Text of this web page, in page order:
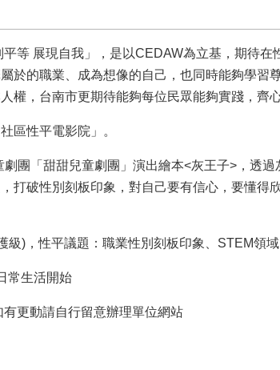
等 展現自我」，是以CEDAW為立基，期待在
於的職業、成為想像的自己，也同時能夠學習
權，台南市更期待能夠每位民眾能夠實踐，齊
區性平電影院」。
團「甜甜兒童劇團」演出繪本<灰王子>，透過
打破性別刻板印象，對自己要有信心，要懂得
)，性平議題：職業性別刻板印象、STEM領域
常生活開始
更動請自行留意辦理單位網站